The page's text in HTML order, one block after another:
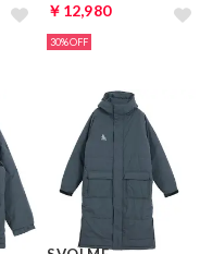
￥12,980
30%